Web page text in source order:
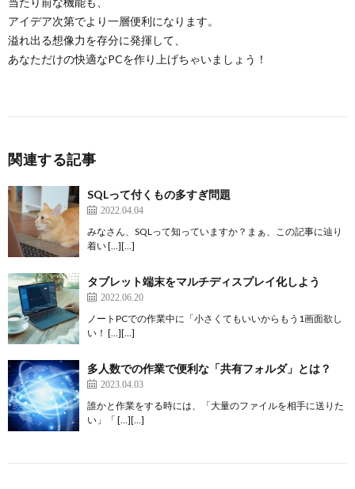
アイデア次第でより一層便利になります。
溢れ出る想像力を存分に発揮して、
あなただけの快適なPCを作り上げちゃいましょう！
関連する記事
SQLって付くもの多すぎ問題
2022.04.04
みなさん、SQLって知っていますか？まぁ、この記事に辿り
着い […][…]
タブレット端末をマルチディスプレイ化しよう
2022.06.20
ノートPCでの作業中に「小さくてもいいからもう1画面欲し
い！ […][…]
多人数での作業で便利な「共有フォルダ」とは？
2023.04.03
誰かと作業をする時には、「大量のファイルを相手に送りた
い」「 […][…]